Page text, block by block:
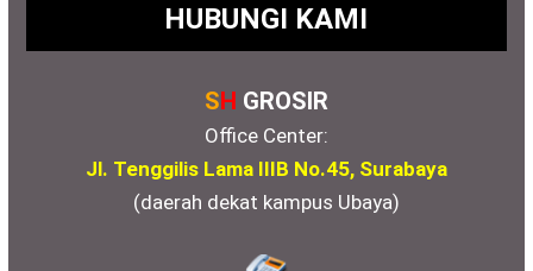
HUBUNGI KAMI
SH GROSIR
Office Center:
Jl. Tenggilis Lama IIIB No.45, Surabaya
(daerah dekat kampus Ubaya)